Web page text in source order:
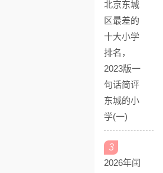
北京东城
区最差的
十大小学
排名，
2023版一
句话简评
东城的小
学(一)
3
2026年闰